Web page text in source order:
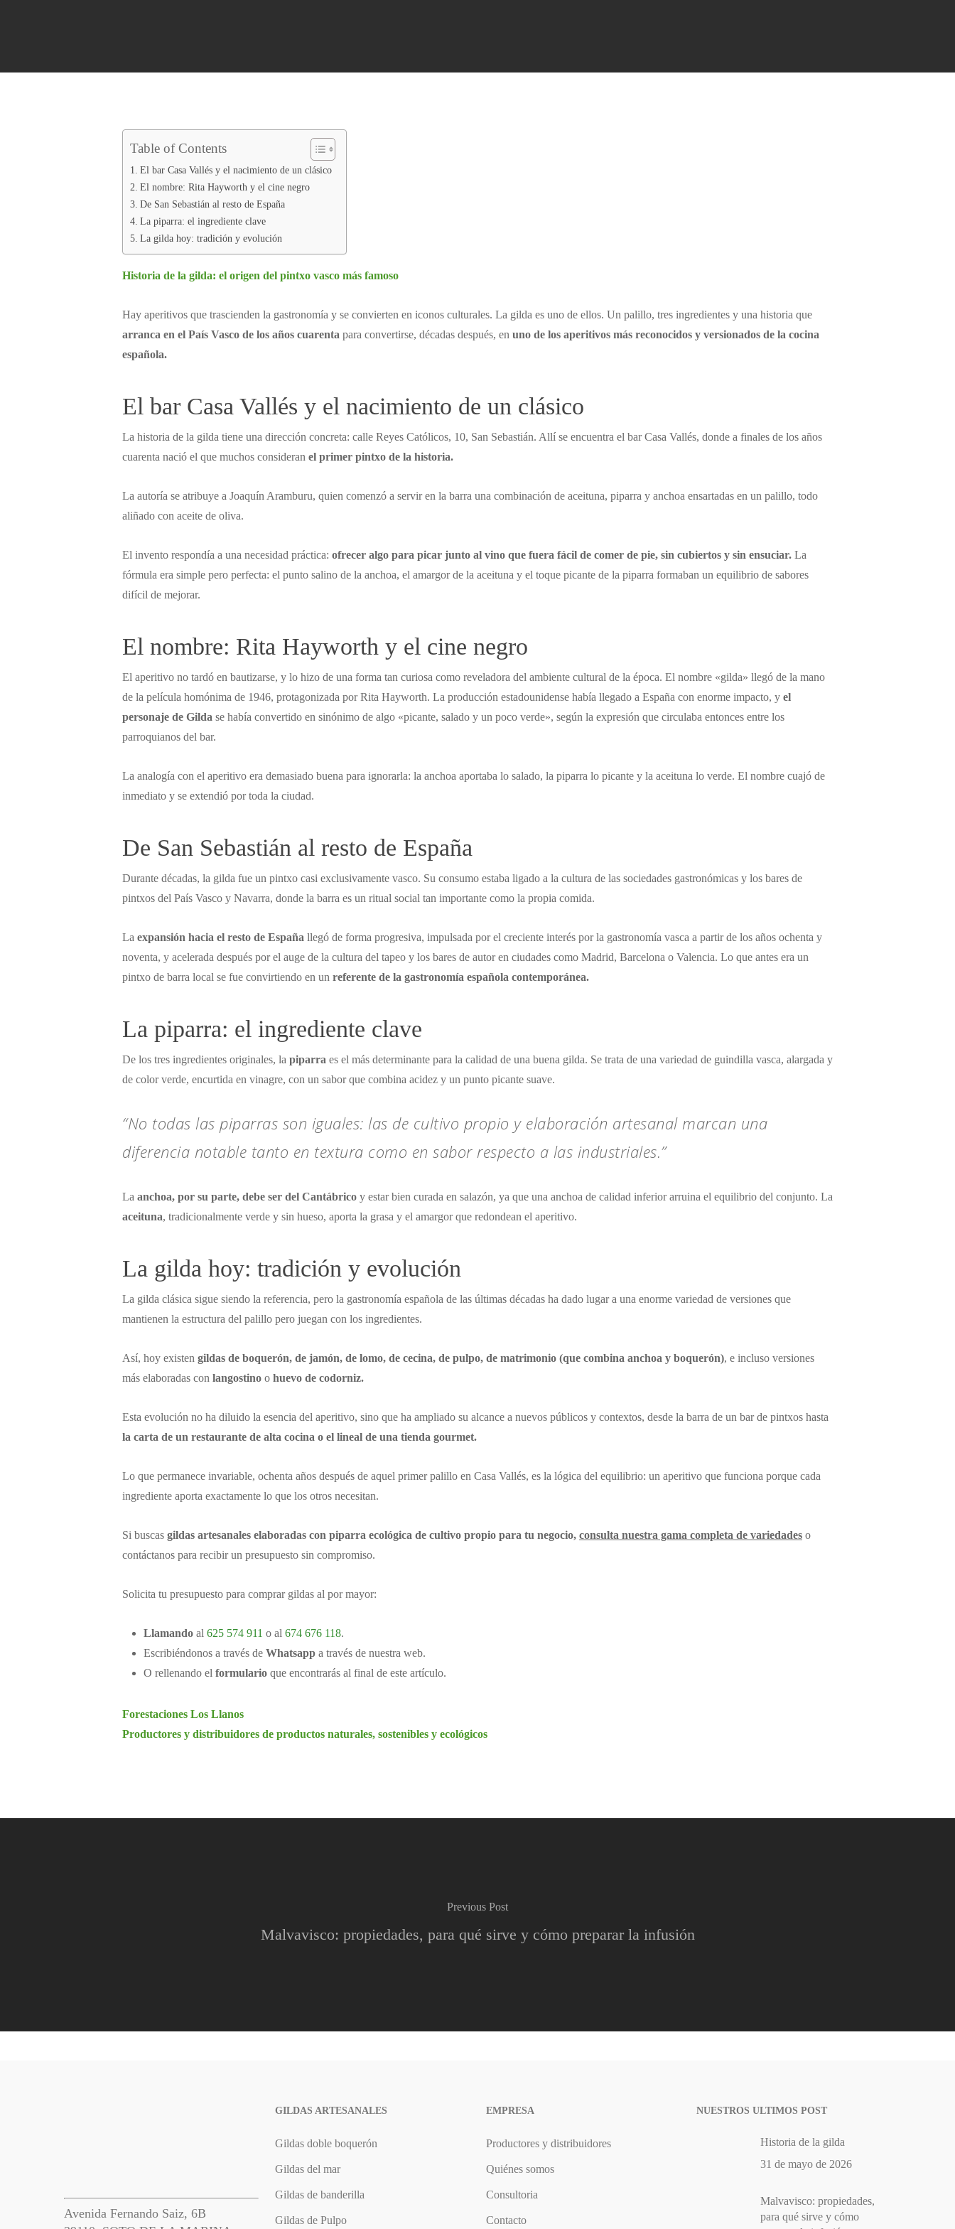
GILDAS DE ANCHOA
2 aceitunas, 2 piparras y 1 anchoa en conserva
Table of Contents
El bar Casa Vallés y el nacimiento de un clásico
El nombre: Rita Hayworth y el cine negro
De San Sebastián al resto de España
La piparra: el ingrediente clave
La gilda hoy: tradición y evolución
Historia de la gilda: el origen del pintxo vasco más famoso
Hay aperitivos que trascienden la gastronomía y se convierten en iconos culturales. La gilda es uno de ellos. Un palillo, tres ingredientes y una historia que
arranca en el País Vasco de los años cuarenta para convertirse, décadas después, en uno de los aperitivos más reconocidos y versionados de la cocina
española.
El bar Casa Vallés y el nacimiento de un clásico
La historia de la gilda tiene una dirección concreta: calle Reyes Católicos, 10, San Sebastián. Allí se encuentra el bar Casa Vallés, donde a finales de los años
cuarenta nació el que muchos consideran el primer pintxo de la historia.
La autoría se atribuye a Joaquín Aramburu, quien comenzó a servir en la barra una combinación de aceituna, piparra y anchoa ensartadas en un palillo, todo
aliñado con aceite de oliva.
El invento respondía a una necesidad práctica: ofrecer algo para picar junto al vino que fuera fácil de comer de pie, sin cubiertos y sin ensuciar. La
fórmula era simple pero perfecta: el punto salino de la anchoa, el amargor de la aceituna y el toque picante de la piparra formaban un equilibrio de sabores
difícil de mejorar.
El nombre: Rita Hayworth y el cine negro
El aperitivo no tardó en bautizarse, y lo hizo de una forma tan curiosa como reveladora del ambiente cultural de la época. El nombre «gilda» llegó de la mano
de la película homónima de 1946, protagonizada por Rita Hayworth. La producción estadounidense había llegado a España con enorme impacto, y el
personaje de Gilda se había convertido en sinónimo de algo «picante, salado y un poco verde», según la expresión que circulaba entonces entre los
parroquianos del bar.
La analogía con el aperitivo era demasiado buena para ignorarla: la anchoa aportaba lo salado, la piparra lo picante y la aceituna lo verde. El nombre cuajó de
inmediato y se extendió por toda la ciudad.
De San Sebastián al resto de España
Durante décadas, la gilda fue un pintxo casi exclusivamente vasco. Su consumo estaba ligado a la cultura de las sociedades gastronómicas y los bares de
pintxos del País Vasco y Navarra, donde la barra es un ritual social tan importante como la propia comida.
La expansión hacia el resto de España llegó de forma progresiva, impulsada por el creciente interés por la gastronomía vasca a partir de los años ochenta y
noventa, y acelerada después por el auge de la cultura del tapeo y los bares de autor en ciudades como Madrid, Barcelona o Valencia. Lo que antes era un
pintxo de barra local se fue convirtiendo en un referente de la gastronomía española contemporánea.
La piparra: el ingrediente clave
De los tres ingredientes originales, la piparra es el más determinante para la calidad de una buena gilda. Se trata de una variedad de guindilla vasca, alargada y
de color verde, encurtida en vinagre, con un sabor que combina acidez y un punto picante suave.
“No todas las piparras son iguales: las de cultivo propio y elaboración artesanal marcan una
diferencia notable tanto en textura como en sabor respecto a las industriales.”
La anchoa, por su parte, debe ser del Cantábrico y estar bien curada en salazón, ya que una anchoa de calidad inferior arruina el equilibrio del conjunto. La
aceituna, tradicionalmente verde y sin hueso, aporta la grasa y el amargor que redondean el aperitivo.
La gilda hoy: tradición y evolución
La gilda clásica sigue siendo la referencia, pero la gastronomía española de las últimas décadas ha dado lugar a una enorme variedad de versiones que
mantienen la estructura del palillo pero juegan con los ingredientes.
Así, hoy existen gildas de boquerón, de jamón, de lomo, de cecina, de pulpo, de matrimonio (que combina anchoa y boquerón), e incluso versiones
más elaboradas con langostino o huevo de codorniz.
Esta evolución no ha diluido la esencia del aperitivo, sino que ha ampliado su alcance a nuevos públicos y contextos, desde la barra de un bar de pintxos hasta
la carta de un restaurante de alta cocina o el lineal de una tienda gourmet.
Lo que permanece invariable, ochenta años después de aquel primer palillo en Casa Vallés, es la lógica del equilibrio: un aperitivo que funciona porque cada
ingrediente aporta exactamente lo que los otros necesitan.
Si buscas gildas artesanales elaboradas con piparra ecológica de cultivo propio para tu negocio, consulta nuestra gama completa de variedades o
contáctanos para recibir un presupuesto sin compromiso.
Solicita tu presupuesto para comprar gildas al por mayor:
Llamando al 625 574 911 o al 674 676 118.
Escribiéndonos a través de Whatsapp a través de nuestra web.
O rellenando el formulario que encontrarás al final de este artículo.
Forestaciones Los Llanos
Productores y distribuidores de productos naturales, sostenibles y ecológicos
Previous Post
Malvavisco: propiedades, para qué sirve y cómo preparar la infusión
Avenida Fernando Saiz, 6B
GILDAS ARTESANALES
Gildas doble boquerón
Gildas del mar
Gildas de banderilla
Gildas de Pulpo
EMPRESA
Productores y distribuidores
Quiénes somos
Consultoria
Contacto
NUESTROS ULTIMOS POST
Historia de la gilda
31 de mayo de 2026
Malvavisco: propiedades,
para qué sirve y cómo